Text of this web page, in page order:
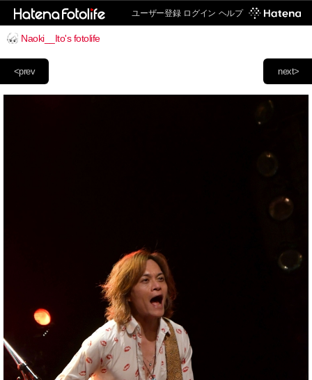
ユーザー登録 ログイン ヘルプ
Naoki__Ito's fotolife
next>
<prev